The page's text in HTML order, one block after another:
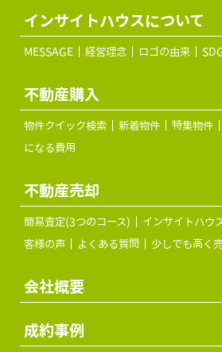
インサイトハウスについて
MESSAGE 経営理念 ロゴの由来
不動産購入
物件クイック検索 新着物件 特集物件
になる費用
不動産売却
簡易査定(3つのコース) インサイトハウ
客様の声
よくある質問 少しでも高く
会社概要
成約事例